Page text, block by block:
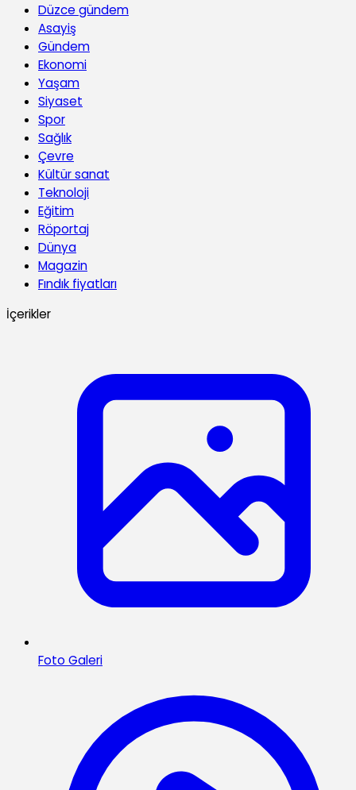
Düzce gündem
Asayiş
Gündem
Ekonomi
Yaşam
Siyaset
Spor
Sağlık
Çevre
Kültür sanat
Teknoloji
Eğitim
Röportaj
Dünya
Magazin
Fındık fiyatları
İçerikler
Foto Galeri